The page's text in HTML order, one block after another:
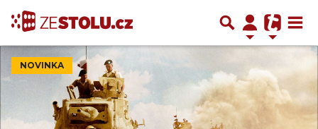
NOVINKA